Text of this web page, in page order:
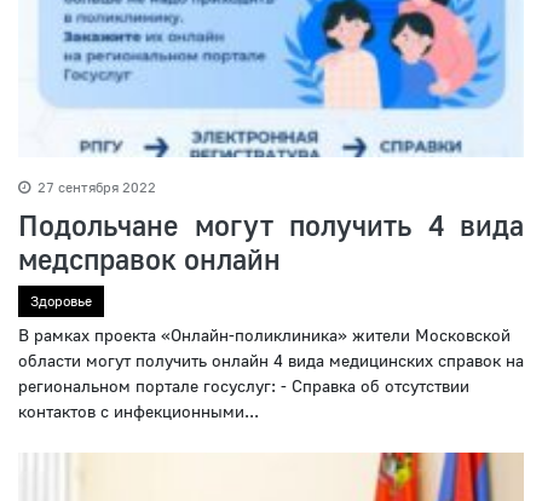
27 сентября 2022
Подольчане могут получить 4 вида
медсправок онлайн
Здоровье
В рамках проекта «Онлайн-поликлиника» жители Московской
области могут получить онлайн 4 вида медицинских справок на
региональном портале госуслуг: - Справка об отсутствии
контактов с инфекционными...